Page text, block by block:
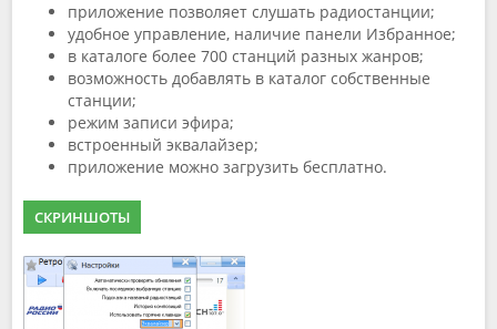
приложение позволяет слушать радиостанции;
удобное управление, наличие панели Избранное;
в каталоге более 700 станций разных жанров;
возможность добавлять в каталог собственные
станции;
режим записи эфира;
встроенный эквалайзер;
приложение можно загрузить бесплатно.
СКРИНШОТЫ